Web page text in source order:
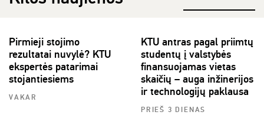
Pirmieji stojimo
rezultatai nuvylė? KTU
ekspertės patarimai
stojantiesiems
VAKAR
KTU antras pagal priimtų
studentų į valstybės
finansuojamas vietas
skaičių – auga inžinerijos
ir technologijų paklausa
PRIEŠ 3 DIENAS